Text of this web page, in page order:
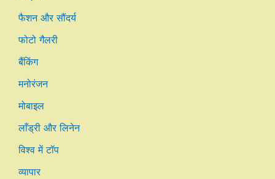
फैशन और सौंदर्य
फोटो गैलरी
बैंकिंग
मनोरंजन
मोबाइल
लाँड्री और लिनेन
विश्व में टॉप
व्यापार